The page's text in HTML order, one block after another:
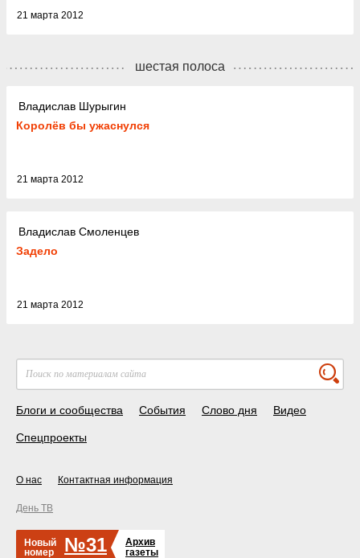
21 марта 2012
шестая полоса
Владислав Шурыгин
Королёв бы ужаснулся
21 марта 2012
Владислав Смоленцев
Задело
21 марта 2012
Блоги и сообщества События Слово дня Видео
Спецпроекты
О нас Контактная информация
День ТВ
Новый
номер
№31
Архив
газеты